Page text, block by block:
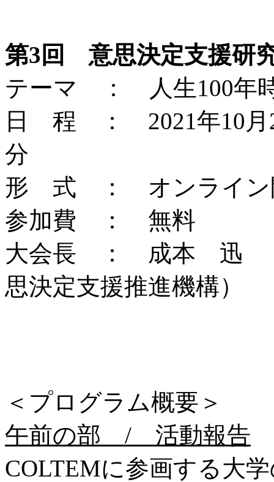
第3回 意思決定支援研
テーマ ： 人生100年
日 程 ： 2021年10月
分
形 式 ： オンライン
参加費 ： 無料
大会長 ： 成本 迅 （
思決定支援推進機構）
＜プログラム概要＞
午前の部 / 活動報告
COLTEMに参画する大